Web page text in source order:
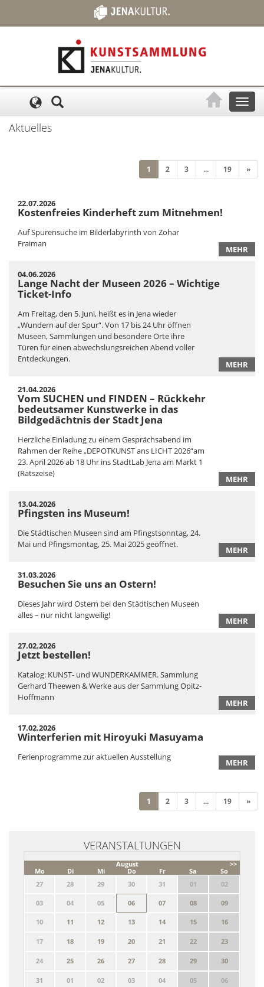
Toggle
Aktuelles
1 (current)
2 3 ... 19 »
22.07.2026
Kostenfreies Kinderheft zum Mitnehmen!
Auf Spurensuche im Bilderlabyrinth von Zohar
Fraiman
MEHR
04.06.2026
Lange Nacht der Museen 2026 – Wichtige
Ticket-Info
Am Freitag, den 5. Juni, heißt es in Jena wieder
„Wundern auf der Spur“. Von 17 bis 24 Uhr öffnen
Museen, Sammlungen und besondere Orte ihre
Türen für einen abwechslungsreichen Abend voller
Entdeckungen.
MEHR
21.04.2026
Vom SUCHEN und FINDEN – Rückkehr
bedeutsamer Kunstwerke in das
Bildgedächtnis der Stadt Jena
Herzliche Einladung zu einem Gesprächsabend im
Rahmen der Reihe „DEPOTKUNST ans LICHT 2026“am
23. April 2026 ab 18 Uhr ins StadtLab Jena am Markt 1
(Ratszeise)
MEHR
13.04.2026
Pfingsten ins Museum!
Die Städtischen Museen sind am Pfingstsonntag, 24.
Mai und Pfingsmontag, 25. Mai 2025 geöffnet.
MEHR
31.03.2026
Besuchen Sie uns an Ostern!
Dieses Jahr wird Ostern bei den Städtischen Museen
alles – nur nicht langweilig!
MEHR
27.02.2026
Jetzt bestellen!
Katalog: KUNST- und WUNDERKAMMER. Sammlung
Gerhard Theewen & Werke aus der Sammlung Opitz-
Hoffmann
MEHR
17.02.2026
Winterferien mit Hiroyuki Masuyama
Ferienprogramme zur aktuellen Ausstellung
MEHR
1 (current)
2 3 ... 19 »
VERANSTALTUNGEN
>>
August
Mo
Di Mi Do Fr Sa
So
27
28 29 30 31 01 02
03 04 05 06 07 08 09
10 11 12 13 14 15 16
17 18 19 20 21 22 23
24 25 26 27 28 29 30
31 01 02 03 04 05 06